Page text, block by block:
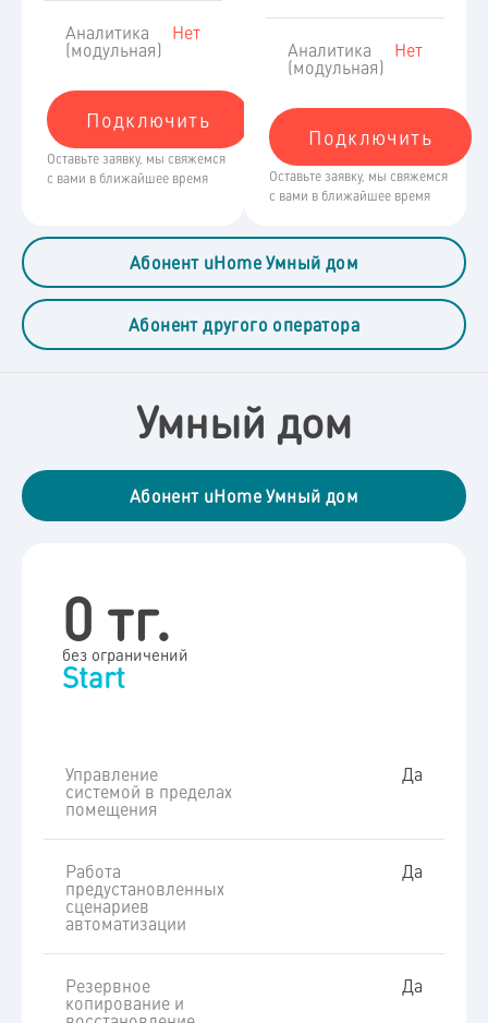
Абонент uHome Умный дом
Абонент другого оператора
Аналитика
(модульная)
Нет
Подключить​
Оставьте заявку, мы свяжемся
с вами в ближайшее время
Аналитика
(модульная)
Нет
Подключить​
Оставьте заявку, мы свяжемся
с вами в ближайшее время
Умный дом
Абонент uHome Умный дом
0 тг.
без ограничений
Start
Управление
системой в пределах
помещения
Да
Работа
предустановленных
сценариев
автоматизации
Да
Резервное
копирование и
Да